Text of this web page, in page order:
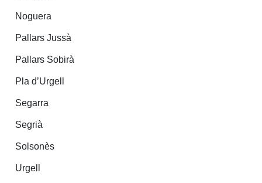
Noguera
Pallars Jussà
Pallars Sobirà
Pla d’Urgell
Segarra
Segrià
Solsonès
Urgell